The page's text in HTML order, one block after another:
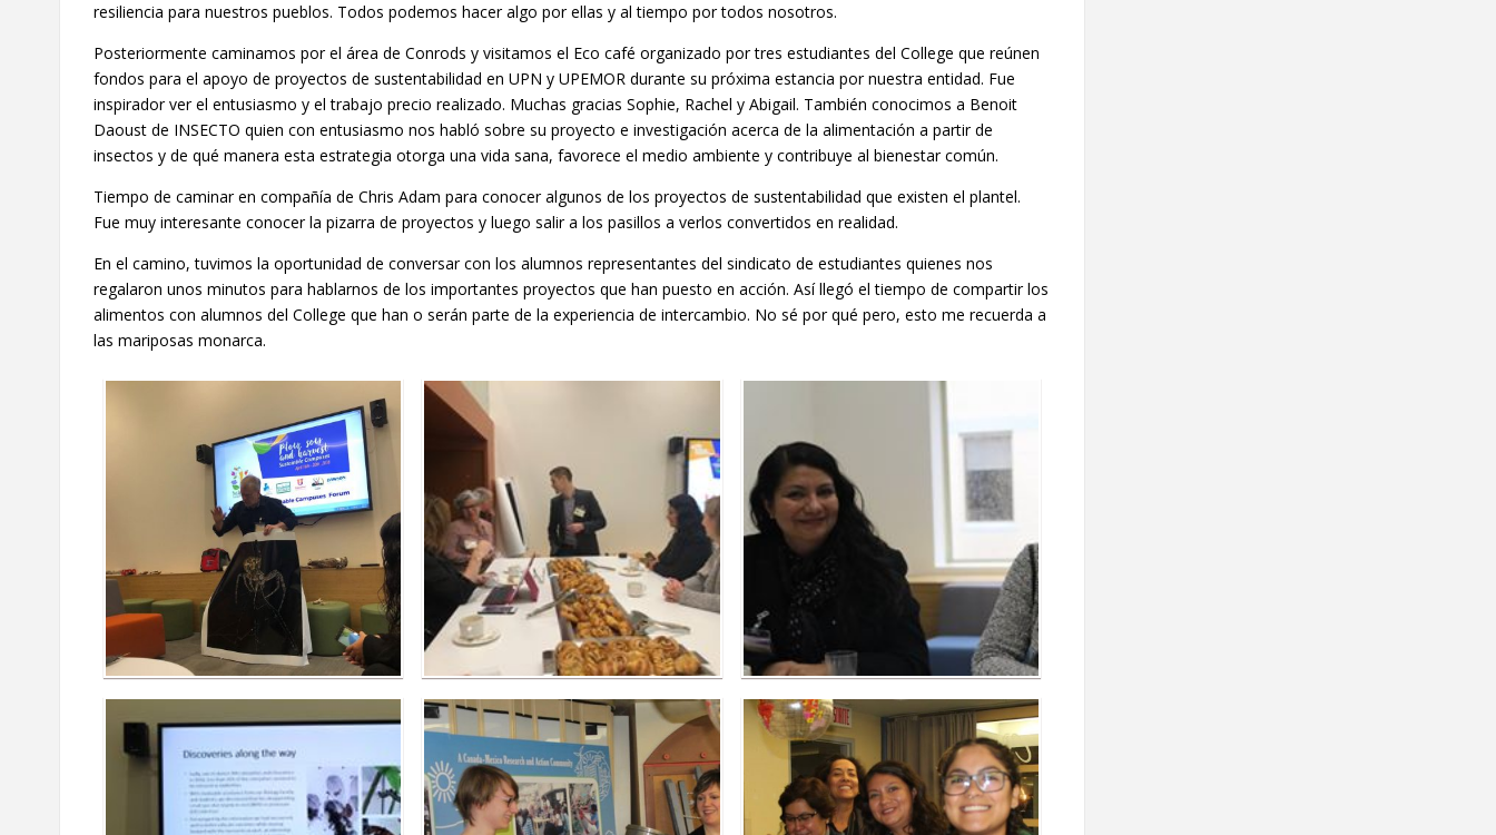
resiliencia para nuestros pueblos. Todos podemos hacer algo por ellas y al tiempo por todos nosotros.
Posteriormente caminamos por el área de Conrods y visitamos el Eco café organizado por tres estudiantes del College que reúnen
fondos para el apoyo de proyectos de sustentabilidad en UPN y UPEMOR durante su próxima estancia por nuestra entidad. Fue
inspirador ver el entusiasmo y el trabajo precio realizado. Muchas gracias Sophie, Rachel y Abigail. También conocimos a Benoit
Daoust de INSECTO quien con entusiasmo nos habló sobre su proyecto e investigación acerca de la alimentación a partir de
insectos y de qué manera esta estrategia otorga una vida sana, favorece el medio ambiente y contribuye al bienestar común.
Tiempo de caminar en compañía de Chris Adam para conocer algunos de los proyectos de sustentabilidad que existen el plantel.
Fue muy interesante conocer la pizarra de proyectos y luego salir a los pasillos a verlos convertidos en realidad.
En el camino, tuvimos la oportunidad de conversar con los alumnos representantes del sindicato de estudiantes quienes nos
regalaron unos minutos para hablarnos de los importantes proyectos que han puesto en acción. Así llegó el tiempo de compartir los
alimentos con alumnos del College que han o serán parte de la experiencia de intercambio. No sé por qué pero, esto me recuerda a
las mariposas monarca.